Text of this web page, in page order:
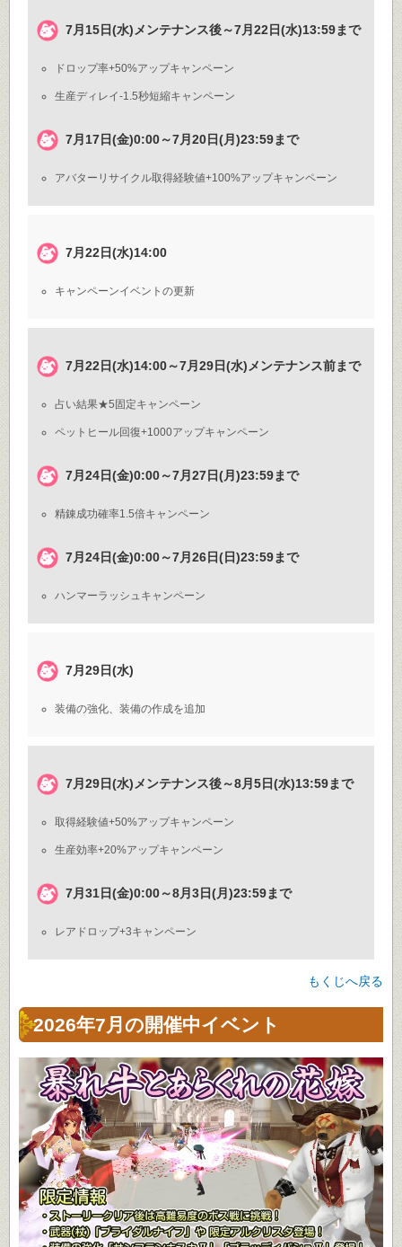
7月15日(水)メンテナンス後～7月22日(水)13:59まで
ドロップ率+50%アップキャンペーン
生産ディレイ-1.5秒短縮キャンペーン
7月17日(金)0:00～7月20日(月)23:59まで
アバターリサイクル取得経験値+100%アップキャンペーン
7月22日(水)14:00
キャンペーンイベントの更新
7月22日(水)14:00～7月29日(水)メンテナンス前まで
占い結果★5固定キャンペーン
ペットヒール回復+1000アップキャンペーン
7月24日(金)0:00～7月27日(月)23:59まで
精錬成功確率1.5倍キャンペーン
7月24日(金)0:00～7月26日(日)23:59まで
ハンマーラッシュキャンペーン
7月29日(水)
装備の強化、装備の作成を追加
7月29日(水)メンテナンス後～8月5日(水)13:59まで
取得経験値+50%アップキャンペーン
生産効率+20%アップキャンペーン
7月31日(金)0:00～8月3日(月)23:59まで
レアドロップ+3キャンペーン
もくじへ戻る
2026年7月の開催中イベント